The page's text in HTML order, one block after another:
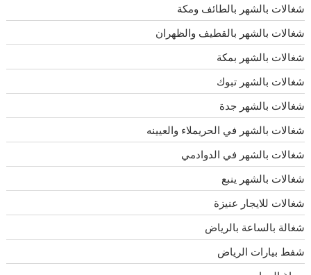
شغالات بالشهر بالطائف ومكة
شغالات بالشهر بالقطيف والظهران
شغالات بالشهر بمكة
شغالات بالشهر تبوك
شغالات بالشهر جدة
شغالات بالشهر في الحريملاء والعيينه
شغالات بالشهر في الدوادمي
شغالات بالشهر ينبع
شغالات للايجار عنيزة
شغالة بالساعة بالرياض
شفط بيارات الرياض